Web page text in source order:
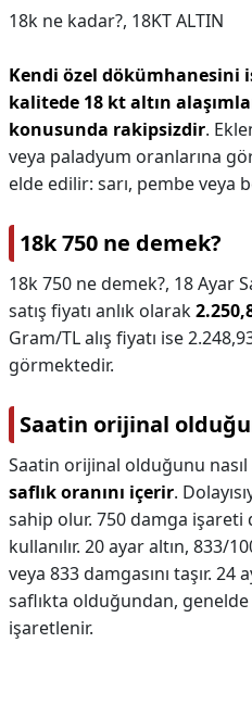
18k ne kadar?, 18KT ALTIN
Kendi özel dökümhanesini
kalitede 18 kt altın
konusunda rakipsizdir.
veya paladyum oranlarına
elde edilir: sarı, pembe veya
18k 750 ne demek?
18k 750 ne demek?, 18 Ayar
satış fiyatı anlık olarak
Gram/TL alış fiyatı ise
görmektedir.
Saatin orijinal
Saatin orijinal olduğunu nasıl
saflık oranını içerir.
sahip olur. 750 damga işareti
kullanılır. 20 ayar altın, 833/
veya 833 damgasını taşır. 24
saflıkta olduğundan, genelde
işaretlenir.